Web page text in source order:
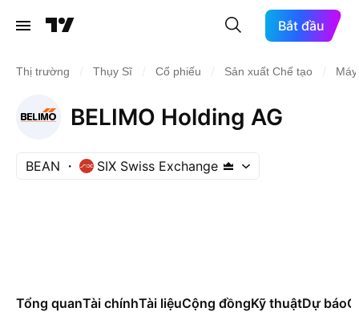
Bắt đầu
Thị trường Thụy Sĩ Cổ phiếu Sản xuất Chế tạo
BELIMO Holding AG
BEAN SIX Swiss Exchange
Tổng quanTài chínhTài liệuCộng đồngKỹ thuậtDự báo